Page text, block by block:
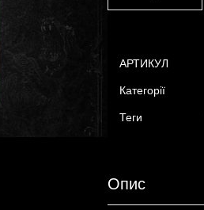
АРТИКУЛ
Категорії
Теги
Опис